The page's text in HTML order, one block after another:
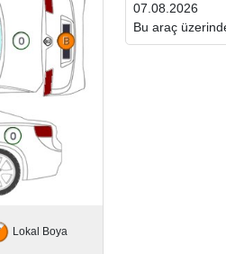
Lokal Boya
07.08.2026
Bu araç